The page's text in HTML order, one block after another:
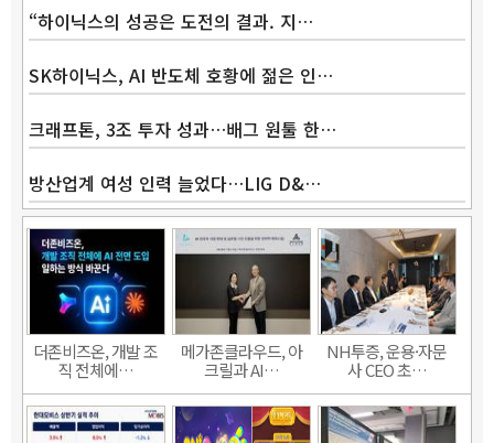
“하이닉스의 성공은 도전의 결과. 지…
SK하이닉스, AI 반도체 호황에 젊은 인…
크래프톤, 3조 투자 성과…배그 원툴 한…
방산업계 여성 인력 늘었다…LIG D&…
더존비즈온, 개발 조
직 전체에…
메가존클라우드, 아
크릴과 AI…
NH투증, 운용·자문
사 CEO 초…